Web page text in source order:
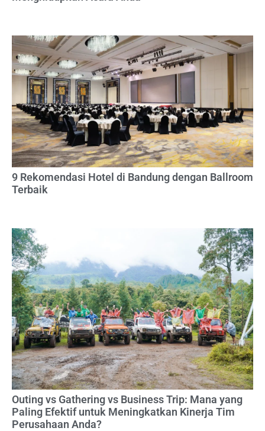
9 Rekomendasi Hotel di Bandung dengan Ballroom
Terbaik
Outing vs Gathering vs Business Trip: Mana yang
Paling Efektif untuk Meningkatkan Kinerja Tim
Perusahaan Anda?